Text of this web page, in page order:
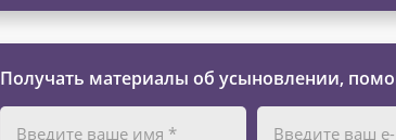
Получать материалы об усыновлении,